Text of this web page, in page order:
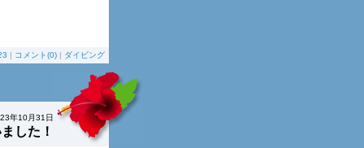
| コメント(0) | ダイビング
年10月31日
した！